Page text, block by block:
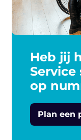
Heb jij
op
Plan een